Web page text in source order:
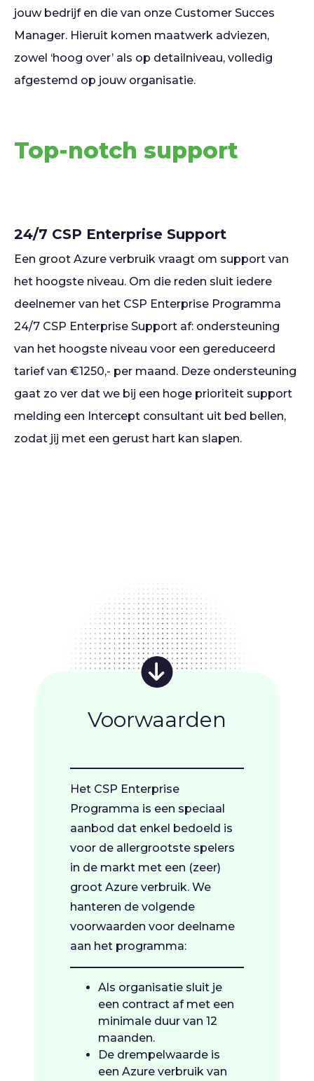
jouw bedrijf en die van onze Customer Succes
Manager. Hieruit komen maatwerk adviezen,
zowel ‘hoog over’ als op detailniveau, volledig
afgestemd op jouw organisatie.
Top-notch support
24/7 CSP Enterprise Support
Een groot Azure verbruik vraagt om support van
het hoogste niveau. Om die reden sluit iedere
deelnemer van het CSP Enterprise Programma
24/7 CSP Enterprise Support af: ondersteuning
van het hoogste niveau voor een gereduceerd
tarief van €1250,- per maand. Deze ondersteuning
gaat zo ver dat we bij een hoge prioriteit support
melding een Intercept consultant uit bed bellen,
zodat jij met een gerust hart kan slapen.
Voorwaarden
Het CSP Enterprise
Programma is een speciaal
aanbod dat enkel bedoeld is
voor de allergrootste spelers
in de markt met een (zeer)
groot Azure verbruik. We
hanteren de volgende
voorwaarden voor deelname
aan het programma:
Als organisatie sluit je
een contract af met een
minimale duur van 12
maanden.
De drempelwaarde is
een Azure verbruik van